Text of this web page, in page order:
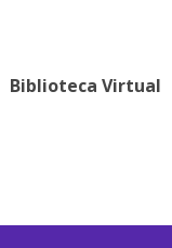
Biblioteca Virtual